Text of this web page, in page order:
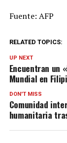
Fuente: AFP
RELATED TOPICS:
UP NEXT
Encuentran un
Mundial en
DON'T MISS
Comunidad
humanitaria